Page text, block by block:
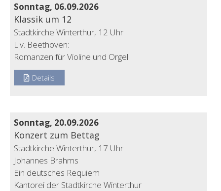
Sonntag, 06.09.2026
Klassik um 12
Stadtkirche Winterthur, 12 Uhr
L.v. Beethoven:
Romanzen für Violine und Orgel
Details
Sonntag, 20.09.2026
Konzert zum Bettag
Stadtkirche Winterthur, 17 Uhr
Johannes Brahms
Ein deutsches Requiem
Kantorei der Stadtkirche Winterthur